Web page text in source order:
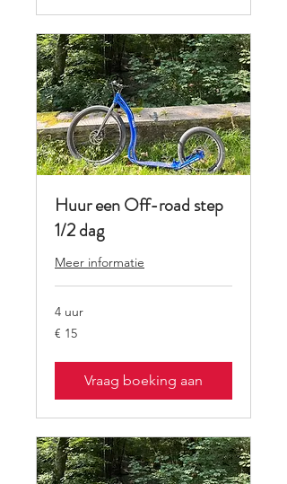
Huur een Off-road step
1/2 dag
Meer informatie
4 uur
15
euro
€ 15
Vraag boeking aan